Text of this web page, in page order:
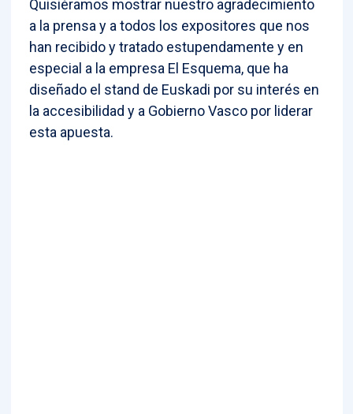
Quisiéramos mostrar nuestro agradecimiento
a la prensa y a todos los expositores que nos
han recibido y tratado estupendamente y en
especial a la empresa El Esquema, que ha
diseñado el stand de Euskadi por su interés en
la accesibilidad y a Gobierno Vasco por liderar
esta apuesta.